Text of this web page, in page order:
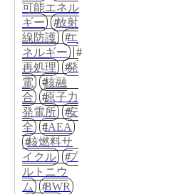
可能エネル
ギー
放射
線防護
エ
ネルギー
再処理
発
電
核融
合
原子力
発電所
安
全
IAEA
核燃料サ
イクル
プ
ルトニウ
ム
BWR